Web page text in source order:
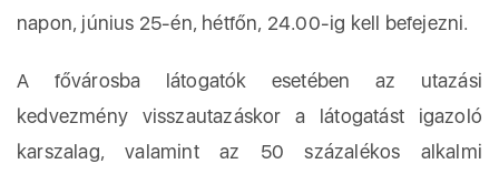
napon, június 25-én, hétfőn, 24.00-ig kell befejezni.
A fővárosba látogatók esetében az utazási
kedvezmény visszautazáskor a látogatást igazoló
karszalag, valamint az 50 százalékos alkalmi